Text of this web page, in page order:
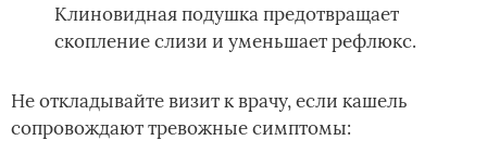
Клиновидная подушка предотвращает
скопление слизи и уменьшает рефлюкс.
Не откладывайте визит к врачу, если кашель
сопровождают тревожные симптомы: